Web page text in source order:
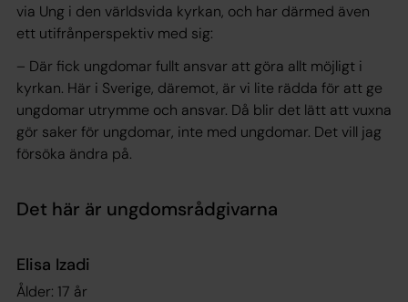
via Ung i den världsvida kyrkan, och har därmed även
ett utifrånperspektiv med sig:
– Där fick ungdomar fullt ansvar att göra allt möjligt i
kyrkan. Här i Sverige, däremot, är vi lite rädda för att ge
ungdomar utrymme och ansvar. Då blir det lätt att vuxna
gör saker för ungdomar, inte med ungdomar. Det vill jag
försöka ändra på.
Det här är ungdomsrådgivarna
Elisa Izadi
Ålder: 17 år